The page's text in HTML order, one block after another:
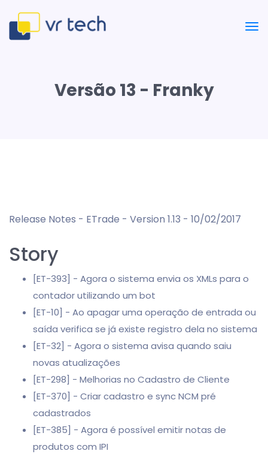
Versão 13 - Franky
Release Notes - ETrade - Version 1.13 - 10/02/2017
Story
[ET-393] - Agora o sistema envia os XMLs para o
contador utilizando um bot
[ET-10] - Ao apagar uma operação de entrada ou
saída verifica se já existe registro dela no sistema
[ET-32] - Agora o sistema avisa quando saiu
novas atualizações
[ET-298] - Melhorias no Cadastro de Cliente
[ET-370] - Criar cadastro e sync NCM pré
cadastrados
[ET-385] - Agora é possível emitir notas de
produtos com IPI